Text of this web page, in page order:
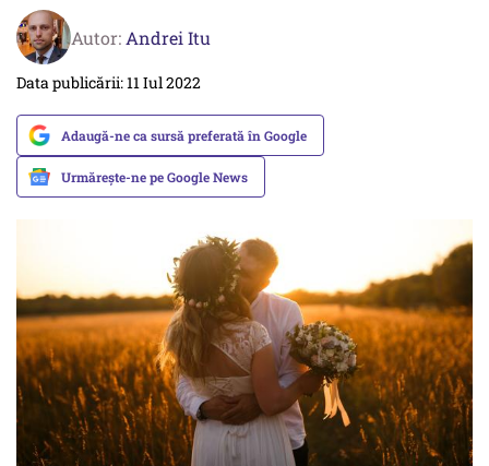
Autor: Andrei Itu
Data publicării: 11 Iul 2022
Adaugă-ne ca sursă preferată în Google
Urmărește-ne pe Google News